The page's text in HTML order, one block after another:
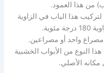
من هذا العمود.
هذا الباب في الزاوية
مئوية.
واحد أو مصراعين.
النوع من الأبواب الخشبية
مكانه الأصلي.